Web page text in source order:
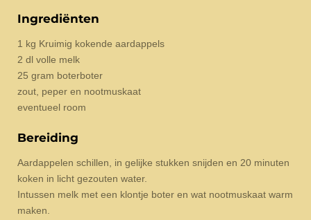
Ingrediënten
1 kg Kruimig kokende aardappels
2 dl volle melk
25 gram boterboter
zout, peper en nootmuskaat
eventueel room
Bereiding
Aardappelen schillen, in gelijke stukken snijden en 20 minuten
koken in licht gezouten water.
Intussen melk met een klontje boter en wat nootmuskaat warm
maken.